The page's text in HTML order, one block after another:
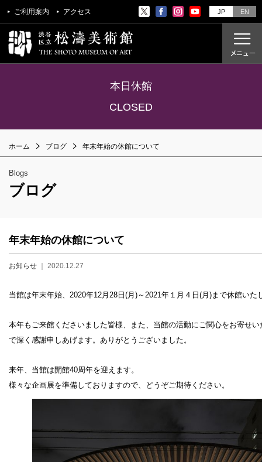
ご利用案内 アクセス JP EN
開催中の展覧会
過去の展覧会
過去のイベント
設計者 白井晟一
建設計画から開館まで
事業記録
本日休館
CLOSED
ホーム ブログ 年末年始の休館について
Blogs
ブログ
年末年始の休館について
お知らせ ｜ 2020.12.27
当館は年末年始、2020年12月28日(月)～2021年１月４日(月)まで休館いた
本年もご来館くださいました皆様、また、当館の活動にご関心をお寄せ
で深く感謝申しあげます。ありがとうございました。
来年、当館は開館40周年を迎えます。
様々な企画展を準備しておりますので、どうぞご期待ください。